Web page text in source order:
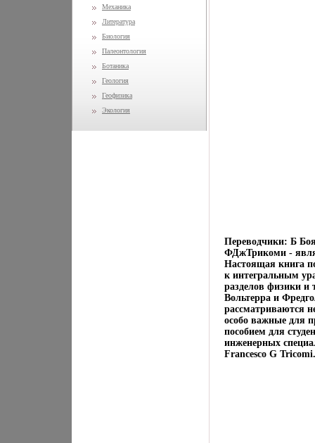
Механика
Литература
Биология
Палеонтология
Ботаника
Геология
Геофизика
Экология
Переводчики: Б
ФДжТрикоми -
Настоящая книга
к интегральным
разделов физики и
Вольтерра и
рассматриваются
особо важные для
пособием для
инженерных
Francesco G Tricomi.